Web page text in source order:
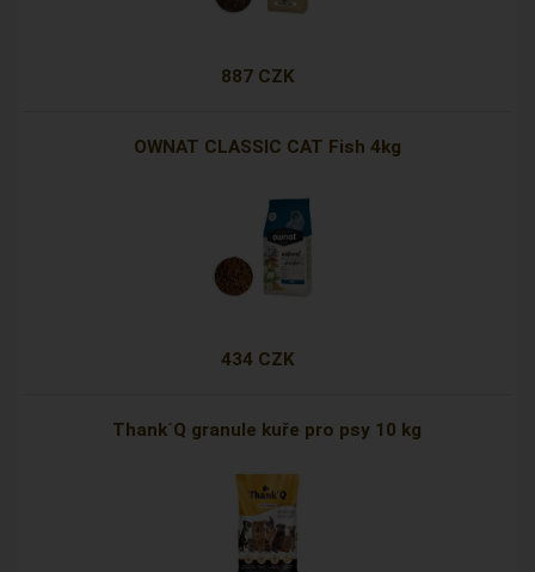
887 CZK
OWNAT CLASSIC CAT Fish 4kg
434 CZK
Thank´Q granule kuře pro psy 10 kg